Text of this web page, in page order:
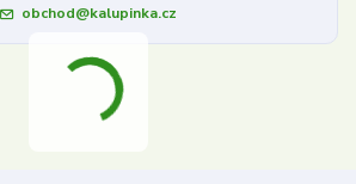
obchod@kalupinka.cz